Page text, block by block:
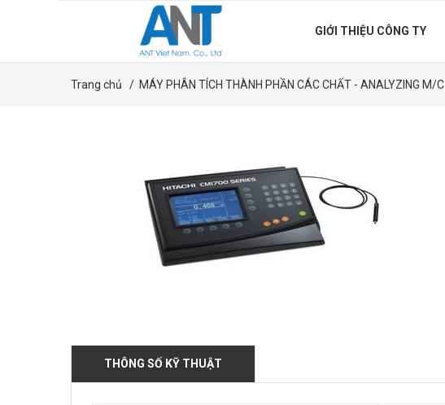
GIỚI THIỆU CÔNG TY
Trang chủ / MÁY PHÂN TÍCH THÀNH PHẦN CÁC CHẤT - ANALYZING M/C
THÔNG SỐ KỸ THUẬT